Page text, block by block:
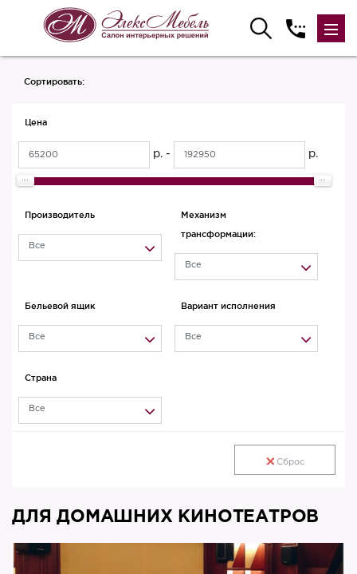
Сортировать:
Цена
р. - р.
Производитель
Все
Механизм
трансформации:
Все
Бельевой ящик
Все
Вариант исполнения
Все
Страна
Все
Сброс
ДЛЯ ДОМАШНИХ КИНОТЕАТРОВ